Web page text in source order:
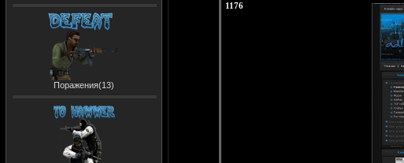
Поражения(13)
1176